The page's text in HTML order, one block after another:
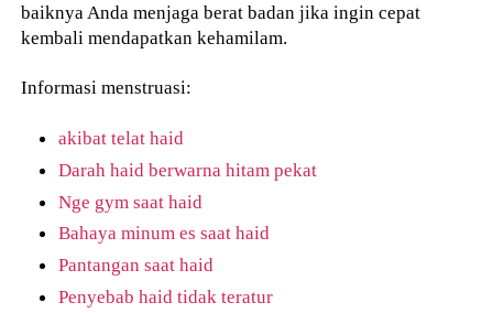
baiknya Anda menjaga berat badan jika ingin cepat
kembali mendapatkan kehamilam.
Informasi menstruasi:
akibat telat haid
Darah haid berwarna hitam pekat
Nge gym saat haid
Bahaya minum es saat haid
Pantangan saat haid
Penyebab haid tidak teratur